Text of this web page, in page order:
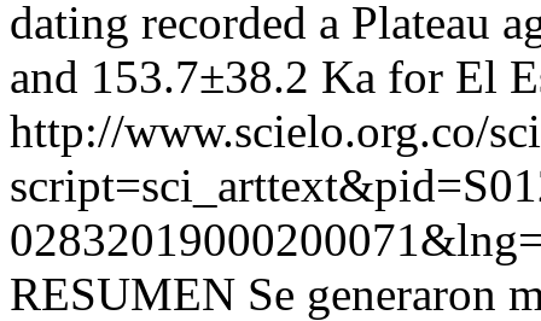
dating recorded a Plateau
and 153.7±38.2 Ka for El
http://www.scielo.org.co/
RESUMEN Se generaron